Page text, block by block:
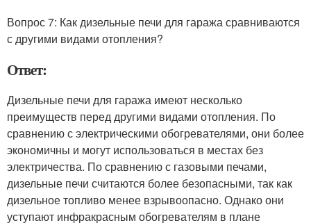
Вопрос 7: Как дизельные печи для гаража сравниваются
с другими видами отопления?
Ответ:
Дизельные печи для гаража имеют несколько
преимуществ перед другими видами отопления. По
сравнению с электрическими обогревателями, они более
экономичны и могут использоваться в местах без
электричества. По сравнению с газовыми печами,
дизельные печи считаются более безопасными, так как
дизельное топливо менее взрывоопасно. Однако они
уступают инфракрасным обогревателям в плане